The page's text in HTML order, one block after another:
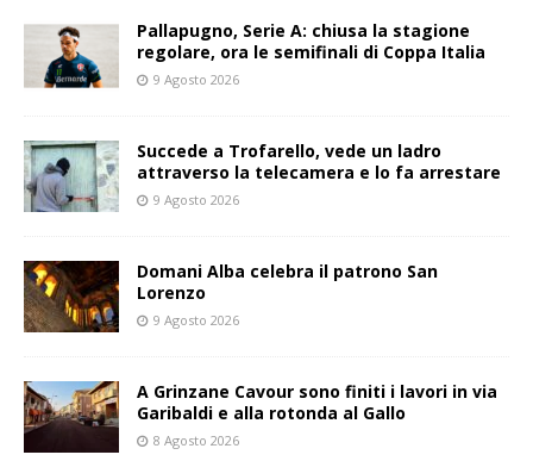
Pallapugno, Serie A: chiusa la stagione
regolare, ora le semifinali di Coppa Italia
9 Agosto 2026
Succede a Trofarello, vede un ladro
attraverso la telecamera e lo fa arrestare
9 Agosto 2026
Domani Alba celebra il patrono San
Lorenzo
9 Agosto 2026
A Grinzane Cavour sono finiti i lavori in via
Garibaldi e alla rotonda al Gallo
8 Agosto 2026